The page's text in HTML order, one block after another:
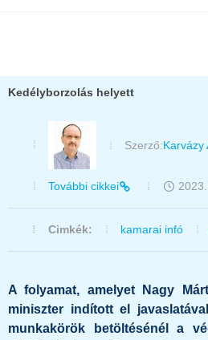
Kedélyborzolás helyett
Szerző:Karvázy
További cikkei
Cimkék: kamarai infó
A folyamat, amelyet Nagy
miniszter indított el
munkakörök betöltésénél a